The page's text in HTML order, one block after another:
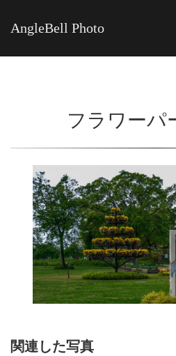
AngleBell Photo
フラワーパ
関連した写真